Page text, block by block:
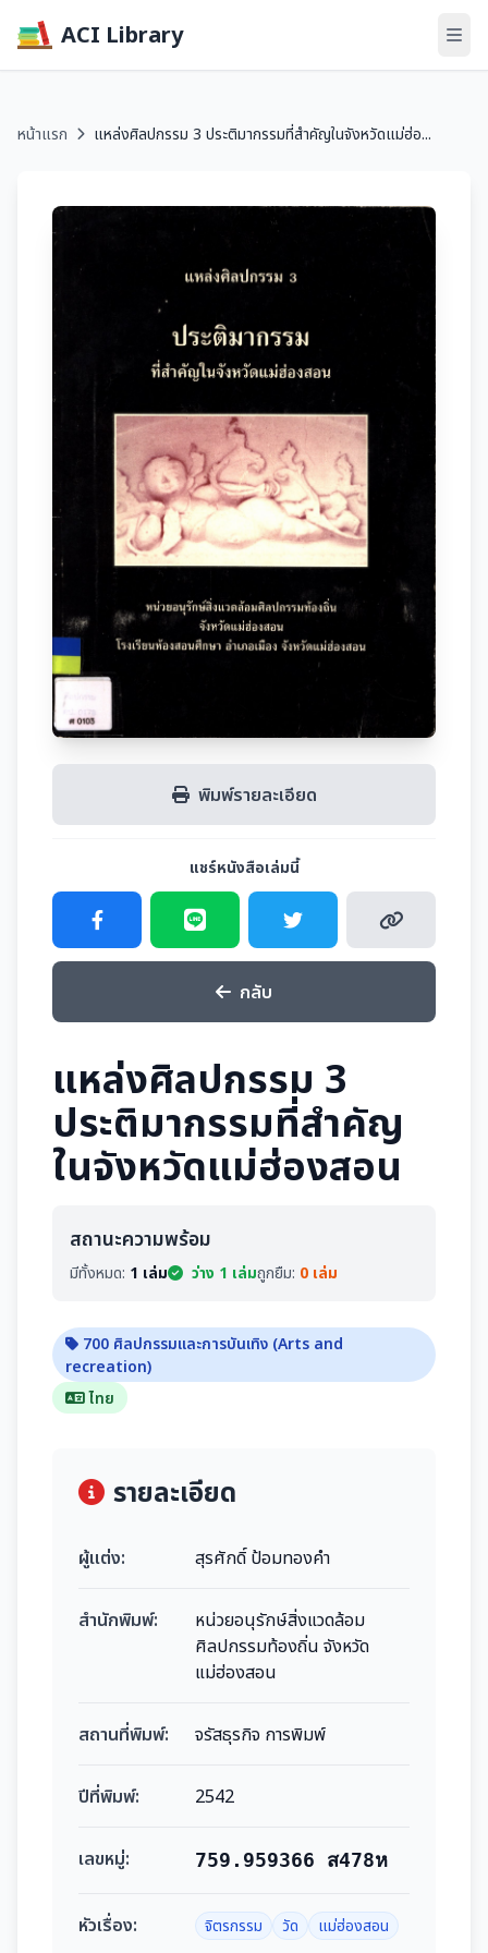
ACI Library
หน้าแรก แหล่งศิลปกรรม 3 ประติมากรรมที่สำคัญในจังหวัดแม่ฮ่อ...
พิมพ์รายละเอียด
แชร์หนังสือเล่มนี้
กลับ
แหล่งศิลปกรรม 3
ประติมากรรมที่สำคัญ
ในจังหวัดแม่ฮ่องสอน
สถานะความพร้อม
มีทั้งหมด: 1 เล่ม ว่าง 1 เล่มถูกยืม: 0 เล่ม
700 ศิลปกรรมและการบันเทิง (Arts and
recreation)
ไทย
รายละเอียด
ผู้แต่ง: สุรศักดิ์ ป้อมทองคำ
สำนักพิมพ์:
หน่วยอนุรักษ์สิ่งแวดล้อม
ศิลปกรรมท้องถิ่น จังหวัด
แม่ฮ่องสอน
สถานที่พิมพ์: จรัสธุรกิจ การพิมพ์
ปีที่พิมพ์: 2542
เลขหมู่: 759.959366 ส478ห
หัวเรื่อง: จิตรกรรม วัด แม่ฮ่องสอน